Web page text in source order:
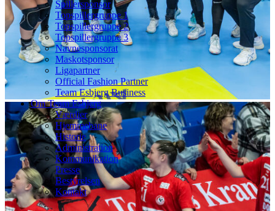
Spillersponsor
Topspillergruppe 1
Topspillergruppe 2
Topspillergruppe 3
Navnesponsorat
Maskotsponsor
Ligapartner
Official Fashion Partner
Team Esbjerg Business
Om Team Esbjerg
Værdier
Hjemmebane
Historie
Administration
Kommunikation
Presse
Bestyrelsen
Kontakt